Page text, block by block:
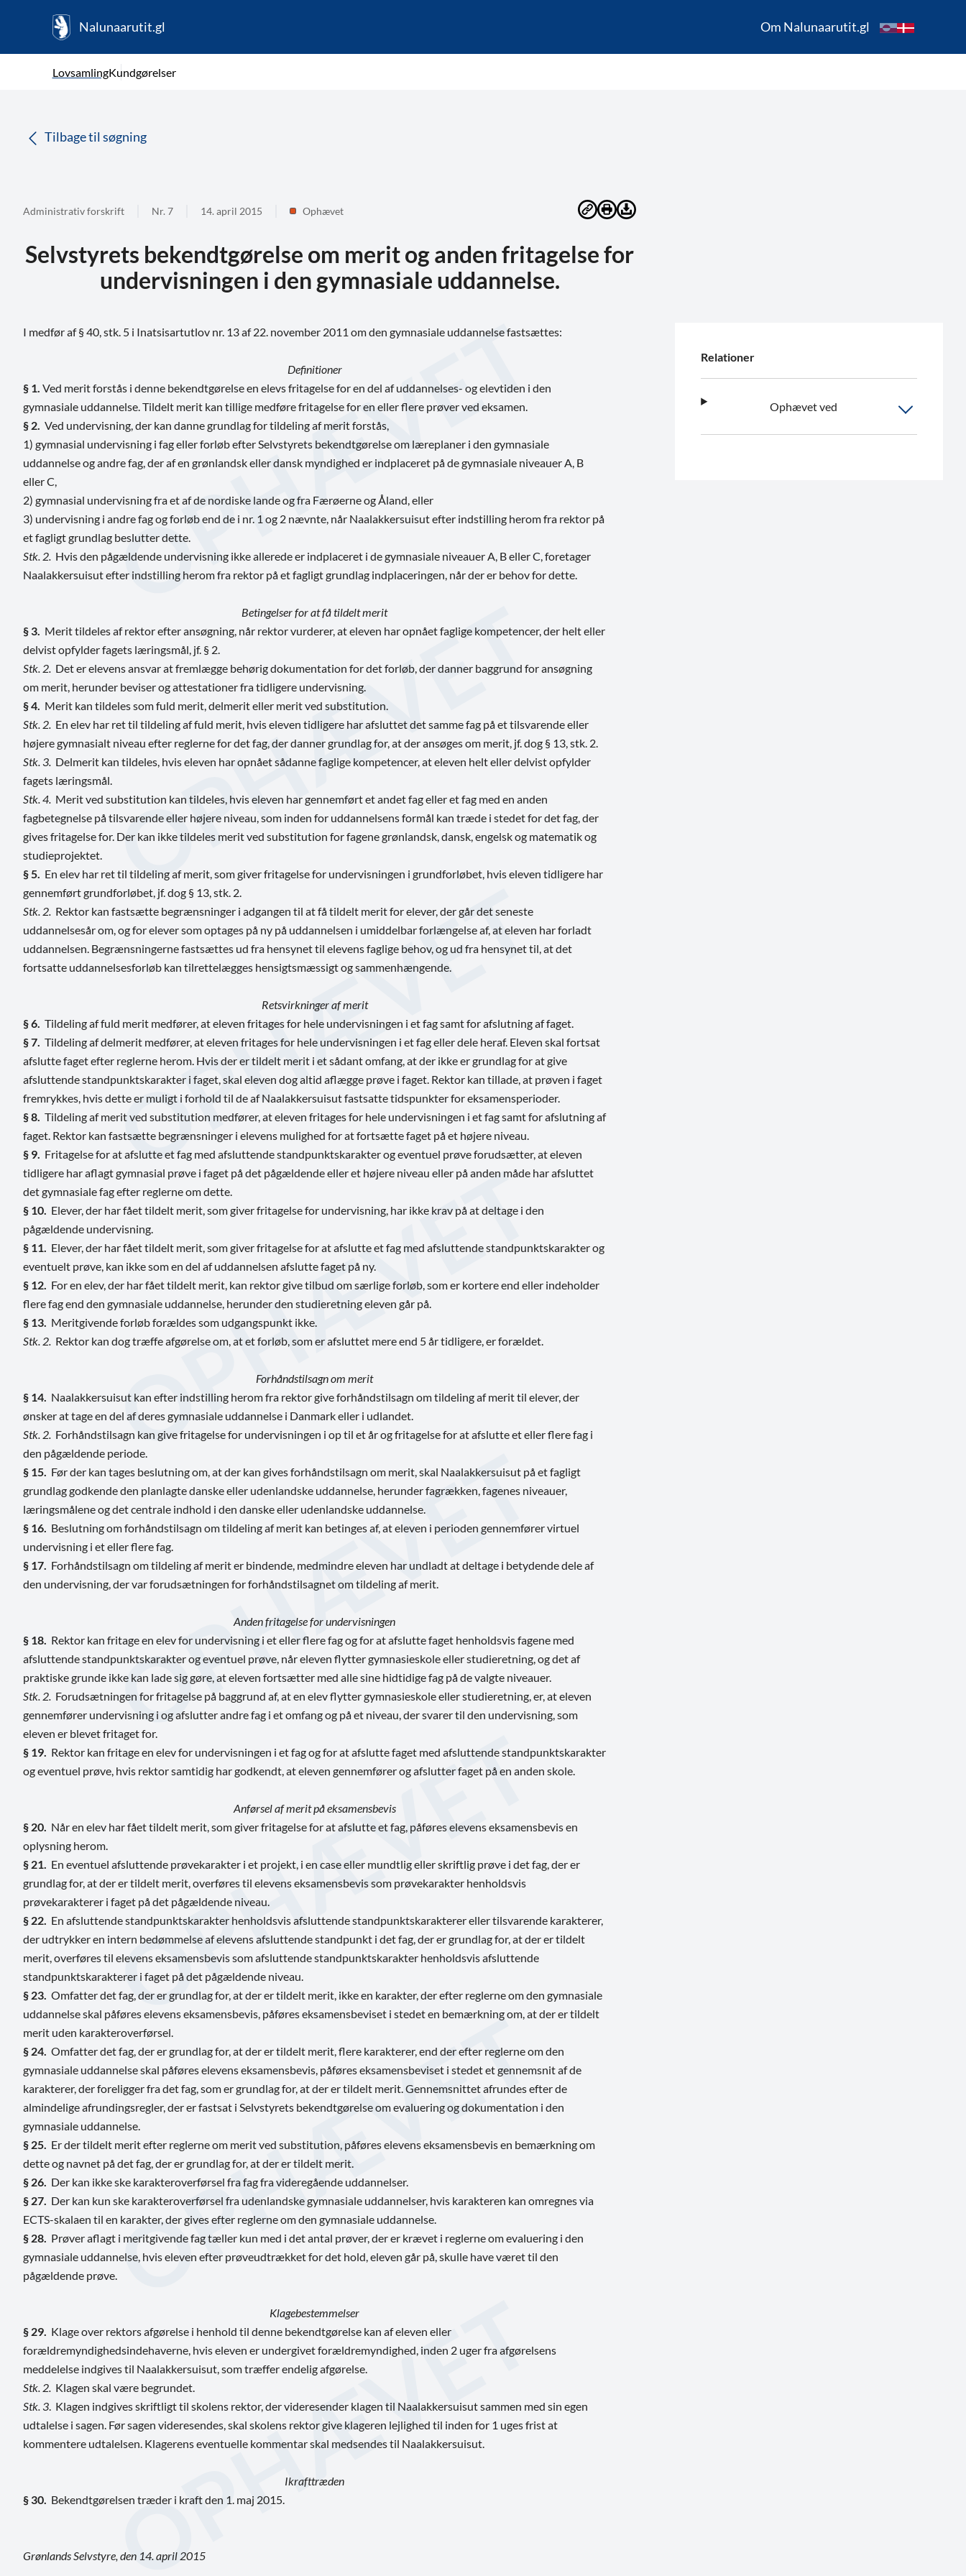
Nalunaarutit.gl Om Nalunaarutit.gl
LovsamlingKundgørelser
Tilbage til søgning
Administrativ forskrift Nr. 7 14. april 2015 Ophævet
Selvstyrets bekendtgørelse om merit og anden fritagelse for
undervisningen i den gymnasiale uddannelse.
I medfør af § 40, stk. 5 i Inatsisartutlov nr. 13 af 22. november 2011 om den gymnasiale uddannelse fastsættes:
Definitioner
§ 1. Ved merit forstås i denne bekendtgørelse en elevs fritagelse for en del af uddannelses- og elevtiden i den
gymnasiale uddannelse. Tildelt merit kan tillige medføre fritagelse for en eller flere prøver ved eksamen.
§ 2. Ved undervisning, der kan danne grundlag for tildeling af merit forstås,
1) gymnasial undervisning i fag eller forløb efter Selvstyrets bekendtgørelse om læreplaner i den gymnasiale
uddannelse og andre fag, der af en grønlandsk eller dansk myndighed er indplaceret på de gymnasiale niveauer A, B
eller C,
2) gymnasial undervisning fra et af de nordiske lande og fra Færøerne og Åland, eller
3) undervisning i andre fag og forløb end de i nr. 1 og 2 nævnte, når Naalakkersuisut efter indstilling herom fra rektor på
et fagligt grundlag beslutter dette.
Stk. 2. Hvis den pågældende undervisning ikke allerede er indplaceret i de gymnasiale niveauer A, B eller C, foretager
Naalakkersuisut efter indstilling herom fra rektor på et fagligt grundlag indplaceringen, når der er behov for dette.
Betingelser for at få tildelt merit
§ 3. Merit tildeles af rektor efter ansøgning, når rektor vurderer, at eleven har opnået faglige kompetencer, der helt eller
delvist opfylder fagets læringsmål, jf. § 2.
Stk. 2. Det er elevens ansvar at fremlægge behørig dokumentation for det forløb, der danner baggrund for ansøgning
om merit, herunder beviser og attestationer fra tidligere undervisning.
§ 4. Merit kan tildeles som fuld merit, delmerit eller merit ved substitution.
Stk. 2. En elev har ret til tildeling af fuld merit, hvis eleven tidligere har afsluttet det samme fag på et tilsvarende eller
højere gymnasialt niveau efter reglerne for det fag, der danner grundlag for, at der ansøges om merit, jf. dog § 13, stk. 2.
Stk. 3. Delmerit kan tildeles, hvis eleven har opnået sådanne faglige kompetencer, at eleven helt eller delvist opfylder
fagets læringsmål.
Stk. 4. Merit ved substitution kan tildeles, hvis eleven har gennemført et andet fag eller et fag med en anden
fagbetegnelse på tilsvarende eller højere niveau, som inden for uddannelsens formål kan træde i stedet for det fag, der
gives fritagelse for. Der kan ikke tildeles merit ved substitution for fagene grønlandsk, dansk, engelsk og matematik og
studieprojektet.
§ 5. En elev har ret til tildeling af merit, som giver fritagelse for undervisningen i grundforløbet, hvis eleven tidligere har
gennemført grundforløbet, jf. dog § 13, stk. 2.
Stk. 2. Rektor kan fastsætte begrænsninger i adgangen til at få tildelt merit for elever, der går det seneste
uddannelsesår om, og for elever som optages på ny på uddannelsen i umiddelbar forlængelse af, at eleven har forladt
uddannelsen. Begrænsningerne fastsættes ud fra hensynet til elevens faglige behov, og ud fra hensynet til, at det
fortsatte uddannelsesforløb kan tilrettelægges hensigtsmæssigt og sammenhængende.
Retsvirkninger af merit
§ 6. Tildeling af fuld merit medfører, at eleven fritages for hele undervisningen i et fag samt for afslutning af faget.
§ 7. Tildeling af delmerit medfører, at eleven fritages for hele undervisningen i et fag eller dele heraf. Eleven skal fortsat
afslutte faget efter reglerne herom. Hvis der er tildelt merit i et sådant omfang, at der ikke er grundlag for at give
afsluttende standpunktskarakter i faget, skal eleven dog altid aflægge prøve i faget. Rektor kan tillade, at prøven i faget
fremrykkes, hvis dette er muligt i forhold til de af Naalakkersuisut fastsatte tidspunkter for eksamensperioder.
§ 8. Tildeling af merit ved substitution medfører, at eleven fritages for hele undervisningen i et fag samt for afslutning af
faget. Rektor kan fastsætte begrænsninger i elevens mulighed for at fortsætte faget på et højere niveau.
§ 9. Fritagelse for at afslutte et fag med afsluttende standpunktskarakter og eventuel prøve forudsætter, at eleven
tidligere har aflagt gymnasial prøve i faget på det pågældende eller et højere niveau eller på anden måde har afsluttet
det gymnasiale fag efter reglerne om dette.
§ 10. Elever, der har fået tildelt merit, som giver fritagelse for undervisning, har ikke krav på at deltage i den
pågældende undervisning.
§ 11. Elever, der har fået tildelt merit, som giver fritagelse for at afslutte et fag med afsluttende standpunktskarakter og
eventuelt prøve, kan ikke som en del af uddannelsen afslutte faget på ny.
§ 12. For en elev, der har fået tildelt merit, kan rektor give tilbud om særlige forløb, som er kortere end eller indeholder
flere fag end den gymnasiale uddannelse, herunder den studieretning eleven går på.
§ 13. Meritgivende forløb forældes som udgangspunkt ikke.
Stk. 2. Rektor kan dog træffe afgørelse om, at et forløb, som er afsluttet mere end 5 år tidligere, er forældet.
Forhåndstilsagn om merit
§ 14. Naalakkersuisut kan efter indstilling herom fra rektor give forhåndstilsagn om tildeling af merit til elever, der
ønsker at tage en del af deres gymnasiale uddannelse i Danmark eller i udlandet.
Stk. 2. Forhåndstilsagn kan give fritagelse for undervisningen i op til et år og fritagelse for at afslutte et eller flere fag i
den pågældende periode.
§ 15. Før der kan tages beslutning om, at der kan gives forhåndstilsagn om merit, skal Naalakkersuisut på et fagligt
grundlag godkende den planlagte danske eller udenlandske uddannelse, herunder fagrækken, fagenes niveauer,
læringsmålene og det centrale indhold i den danske eller udenlandske uddannelse.
§ 16. Beslutning om forhåndstilsagn om tildeling af merit kan betinges af, at eleven i perioden gennemfører virtuel
undervisning i et eller flere fag.
§ 17. Forhåndstilsagn om tildeling af merit er bindende, medmindre eleven har undladt at deltage i betydende dele af
den undervisning, der var forudsætningen for forhåndstilsagnet om tildeling af merit.
Anden fritagelse for undervisningen
§ 18. Rektor kan fritage en elev for undervisning i et eller flere fag og for at afslutte faget henholdsvis fagene med
afsluttende standpunktskarakter og eventuel prøve, når eleven flytter gymnasieskole eller studieretning, og det af
praktiske grunde ikke kan lade sig gøre, at eleven fortsætter med alle sine hidtidige fag på de valgte niveauer.
Stk. 2. Forudsætningen for fritagelse på baggrund af, at en elev flytter gymnasieskole eller studieretning, er, at eleven
gennemfører undervisning i og afslutter andre fag i et omfang og på et niveau, der svarer til den undervisning, som
eleven er blevet fritaget for.
§ 19. Rektor kan fritage en elev for undervisningen i et fag og for at afslutte faget med afsluttende standpunktskarakter
og eventuel prøve, hvis rektor samtidig har godkendt, at eleven gennemfører og afslutter faget på en anden skole.
Anførsel af merit på eksamensbevis
§ 20. Når en elev har fået tildelt merit, som giver fritagelse for at afslutte et fag, påføres elevens eksamensbevis en
oplysning herom.
§ 21. En eventuel afsluttende prøvekarakter i et projekt, i en case eller mundtlig eller skriftlig prøve i det fag, der er
grundlag for, at der er tildelt merit, overføres til elevens eksamensbevis som prøvekarakter henholdsvis
prøvekarakterer i faget på det pågældende niveau.
§ 22. En afsluttende standpunktskarakter henholdsvis afsluttende standpunktskarakterer eller tilsvarende karakterer,
der udtrykker en intern bedømmelse af elevens afsluttende standpunkt i det fag, der er grundlag for, at der er tildelt
merit, overføres til elevens eksamensbevis som afsluttende standpunktskarakter henholdsvis afsluttende
standpunktskarakterer i faget på det pågældende niveau.
§ 23. Omfatter det fag, der er grundlag for, at der er tildelt merit, ikke en karakter, der efter reglerne om den gymnasiale
uddannelse skal påføres elevens eksamensbevis, påføres eksamensbeviset i stedet en bemærkning om, at der er tildelt
merit uden karakteroverførsel.
§ 24. Omfatter det fag, der er grundlag for, at der er tildelt merit, flere karakterer, end der efter reglerne om den
gymnasiale uddannelse skal påføres elevens eksamensbevis, påføres eksamensbeviset i stedet et gennemsnit af de
karakterer, der foreligger fra det fag, som er grundlag for, at der er tildelt merit. Gennemsnittet afrundes efter de
almindelige afrundingsregler, der er fastsat i Selvstyrets bekendtgørelse om evaluering og dokumentation i den
gymnasiale uddannelse.
§ 25. Er der tildelt merit efter reglerne om merit ved substitution, påføres elevens eksamensbevis en bemærkning om
dette og navnet på det fag, der er grundlag for, at der er tildelt merit.
§ 26. Der kan ikke ske karakteroverførsel fra fag fra videregående uddannelser.
§ 27. Der kan kun ske karakteroverførsel fra udenlandske gymnasiale uddannelser, hvis karakteren kan omregnes via
ECTS-skalaen til en karakter, der gives efter reglerne om den gymnasiale uddannelse.
§ 28. Prøver aflagt i meritgivende fag tæller kun med i det antal prøver, der er krævet i reglerne om evaluering i den
gymnasiale uddannelse, hvis eleven efter prøveudtrækket for det hold, eleven går på, skulle have været til den
pågældende prøve.
Klagebestemmelser
§ 29. Klage over rektors afgørelse i henhold til denne bekendtgørelse kan af eleven eller
forældremyndighedsindehaverne, hvis eleven er undergivet forældremyndighed, inden 2 uger fra afgørelsens
meddelelse indgives til Naalakkersuisut, som træffer endelig afgørelse.
Stk. 2. Klagen skal være begrundet.
Stk. 3 . Klagen indgives skriftligt til skolens rektor, der videresender klagen til Naalakkersuisut sammen med sin egen
udtalelse i sagen. Før sagen videresendes, skal skolens rektor give klageren lejlighed til inden for 1 uges frist at
kommentere udtalelsen. Klagerens eventuelle kommentar skal medsendes til Naalakkersuisut.
Ikrafttræden
§ 30. Bekendtgørelsen træder i kraft den 1. maj 2015.
Grønlands Selvstyre, den 14. april 2015
Relationer
Ophævet ved